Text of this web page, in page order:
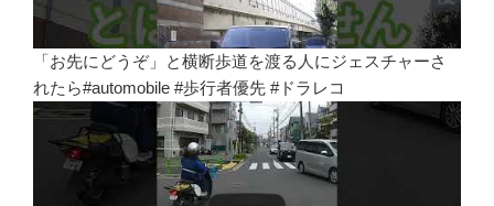
「お先にどうぞ」と横断歩道を渡る人にジェスチャーさ
れたら#automobile #歩行者優先 #ドラレコ